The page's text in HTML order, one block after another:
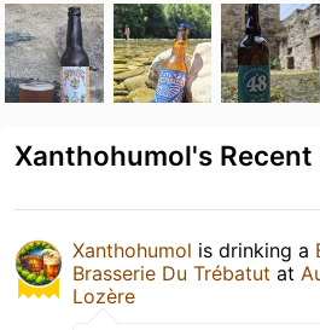
Xanthohumol's
Xanthohumol is drinking a
Brasserie Du Trébatut at
Lozère